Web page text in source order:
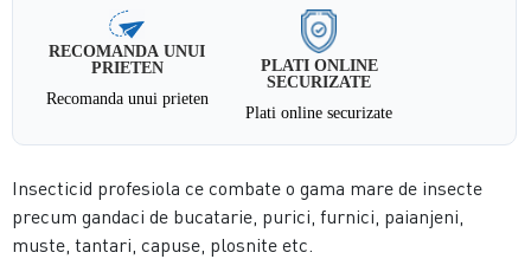
RECOMANDA UNUI
PRIETEN
Recomanda unui prieten
PLATI ONLINE
SECURIZATE
Plati online securizate
Insecticid profesiola ce combate o gama mare de insecte
precum gandaci de bucatarie, purici, furnici, paianjeni,
muste, tantari, capuse, plosnite etc.